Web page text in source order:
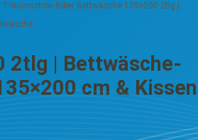
Träumschön Biber Bettwäsche 135×200 2tlg |
2tlg | Bettwäsche-
cm & Kissen